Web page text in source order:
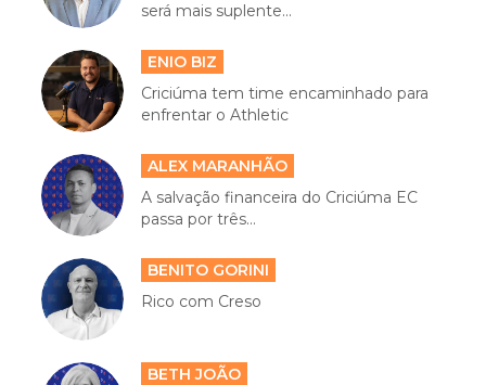
será mais suplente...
ENIO BIZ
Criciúma tem time encaminhado para
enfrentar o Athletic
ALEX MARANHÃO
A salvação financeira do Criciúma EC
passa por três...
BENITO GORINI
Rico com Creso
BETH JOÃO